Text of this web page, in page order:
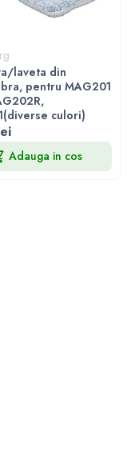
laveta din
pentru MAG201
culori)
Adauga in cos